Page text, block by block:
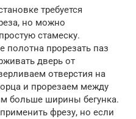
требуется
но можно
стамеску.
полотна прорезать паз
дверь от
отверстия на
и прорезаем между
больше ширины бегунка.
фрезу, но если